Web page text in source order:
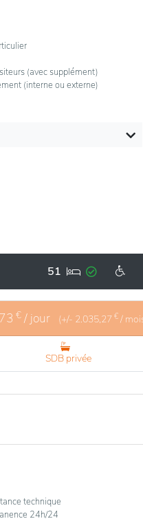
(avec supplément)
(interne ou externe)
51
€ / jour (+/- 2.035,27 € /
SDB privée
technique
24h/24